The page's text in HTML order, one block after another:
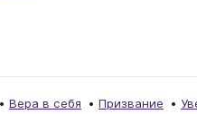
Вера в себя Призвание